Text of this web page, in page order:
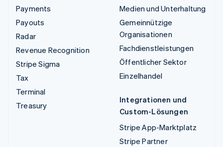
Payments
Payouts
Radar
Revenue Recognition
Stripe Sigma
Tax
Terminal
Treasury
Medien und Unterhaltung
Gemeinnützige
Organisationen
Fachdienstleistungen
Öffentlicher Sektor
Einzelhandel
Integrationen und
Custom-Lösungen
Stripe App-Marktplatz
Stripe Partner